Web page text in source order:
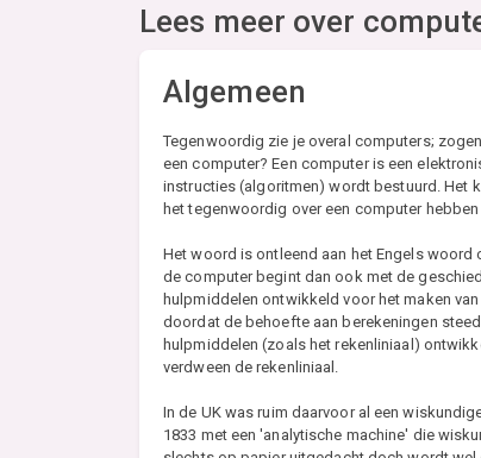
Lees meer over
Algemeen
Tegenwoordig zie je overal computers;
een computer? Een computer is een
instructies (algoritmen) wordt bestuurd. Het
het tegenwoordig over een computer
Het woord is ontleend aan het Engels
de computer begint dan ook met de
hulpmiddelen ontwikkeld voor het maken
doordat de behoefte aan berekeningen
hulpmiddelen (zoals het rekenliniaal)
verdween de rekenliniaal.
In de UK was ruim daarvoor al een
1833 met een 'analytische machine' die